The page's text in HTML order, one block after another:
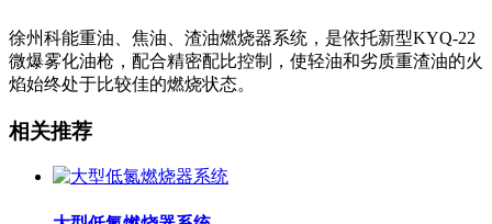
徐州科能重油、焦油、渣油燃烧器系统，是依托新型KYQ-22
微爆雾化油枪，配合精密配比控制，使轻油和劣质重渣油的火
焰始终处于比较佳的燃烧状态。
相关推荐